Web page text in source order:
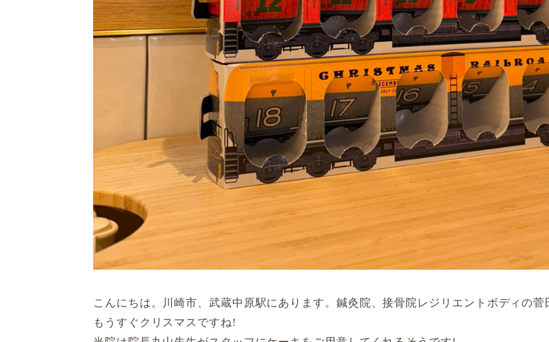
こんにちは。川崎市、武蔵中原駅にあります。鍼灸院、接骨院レジリエントボディの菅
もうすぐクリスマスですね!